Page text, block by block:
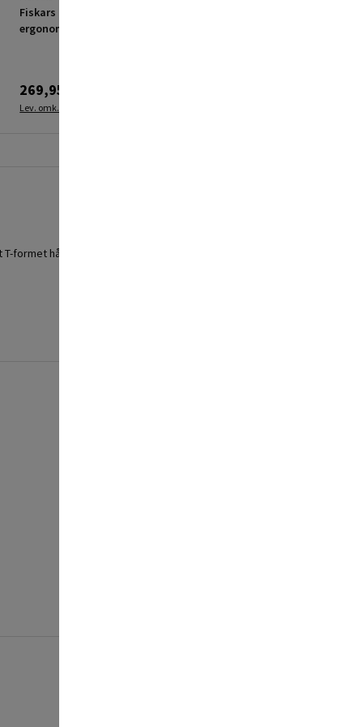
Fiskars bladskovl
ergonomisk
269,95 kr.
Lev. omk. tillægges
formet håndtag. Bladet er fremstillet i borstål.